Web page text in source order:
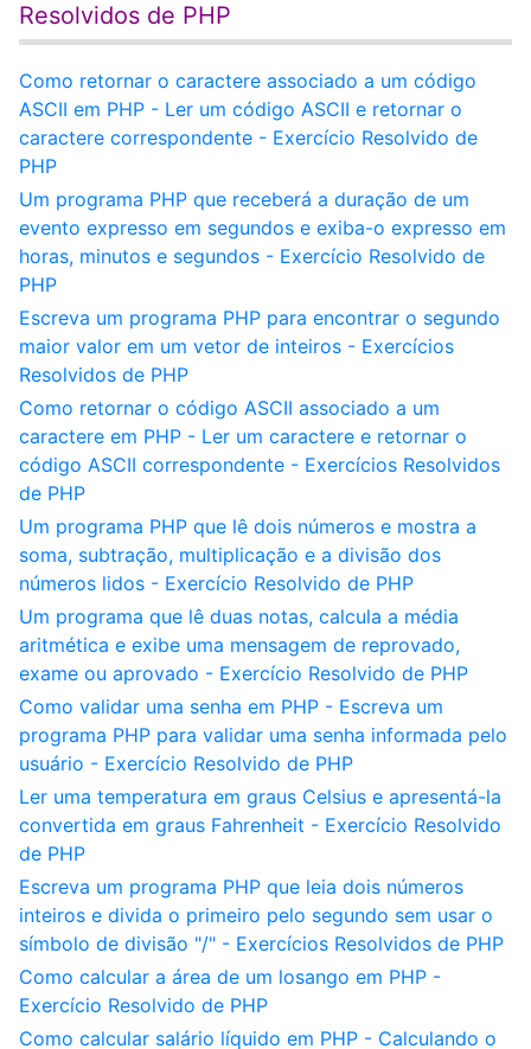
Resolvidos de PHP
Como retornar o caractere associado a um código
ASCII em PHP - Ler um código ASCII e retornar o
caractere correspondente - Exercício Resolvido de
PHP
Um programa PHP que receberá a duração de um
evento expresso em segundos e exiba-o expresso em
horas, minutos e segundos - Exercício Resolvido de
PHP
Escreva um programa PHP para encontrar o segundo
maior valor em um vetor de inteiros - Exercícios
Resolvidos de PHP
Como retornar o código ASCII associado a um
caractere em PHP - Ler um caractere e retornar o
código ASCII correspondente - Exercícios Resolvidos
de PHP
Um programa PHP que lê dois números e mostra a
soma, subtração, multiplicação e a divisão dos
números lidos - Exercício Resolvido de PHP
Um programa que lê duas notas, calcula a média
aritmética e exibe uma mensagem de reprovado,
exame ou aprovado - Exercício Resolvido de PHP
Como validar uma senha em PHP - Escreva um
programa PHP para validar uma senha informada pelo
usuário - Exercício Resolvido de PHP
Ler uma temperatura em graus Celsius e apresentá-la
convertida em graus Fahrenheit - Exercício Resolvido
de PHP
Escreva um programa PHP que leia dois números
inteiros e divida o primeiro pelo segundo sem usar o
símbolo de divisão "/" - Exercícios Resolvidos de PHP
Como calcular a área de um losango em PHP -
Exercício Resolvido de PHP
Como calcular salário líquido em PHP - Calculando o